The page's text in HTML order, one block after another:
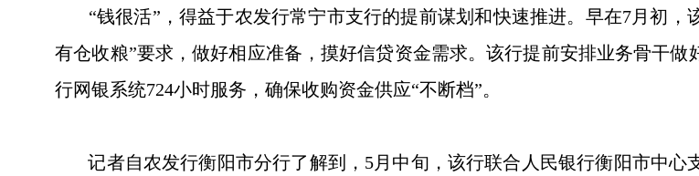
“钱很活”，得益于农发行常宁市支行的提前谋划和快速推进。早在7月初，
有仓收粮”要求，做好相应准备，摸好信贷资金需求。该行提前安排业务骨干
行网银系统724小时服务，确保收购资金供应“不断档”。
记者自农发行衡阳市分行了解到，5月中旬，该行联合人民银行衡阳市中心